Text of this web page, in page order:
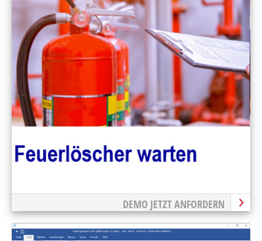
DEMO JETZT ANFORDERN